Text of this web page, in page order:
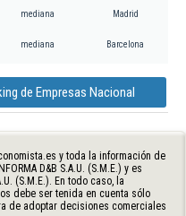
mediana Madrid
mediana Barcelona
de Empresas Nacional
y toda la información de
D&B S.A.U. (S.M.E.) y es
(S.M.E.). En todo caso, la
debe ser tenida en cuenta sólo
de adoptar decisiones comerciales